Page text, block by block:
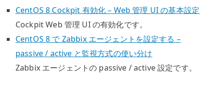
CentOS 8 Cockpit 有効化 – Web 管理 UI の基本設定
Cockpit Web 管理 UI の有効化です。
CentOS 8 で Zabbix エージェントを設定する –
passive / active と監視方式の使い分け
Zabbix エージェントの passive / active 設定です。